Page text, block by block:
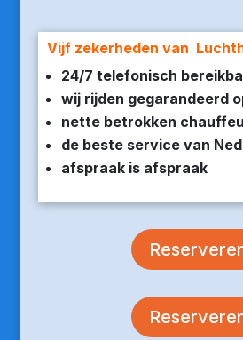
Vijf zekerheden van
24/7 telefonisch
wij rijden gegarandeerd
nette betrokken
de beste service van
afspraak is afspraak